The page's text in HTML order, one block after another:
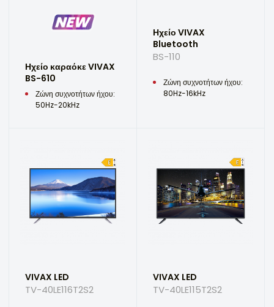
Ηχείο καραόκε VIVAX
BS-610
Ζώνη συχνοτήτων ήχου:
50Hz-20kHz
Ηχείο VIVAX
Bluetooth
BS-110
Ζώνη συχνοτήτων ήχου:
80Hz-16kHz
VIVAX LED
TV-40LE116T2S2
VIVAX LED
TV-40LE115T2S2